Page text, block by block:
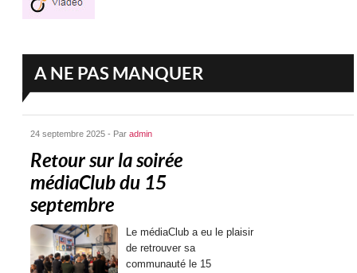
A NE PAS MANQUER
24 septembre 2025 - Paradmin
Retour sur la soirée
médiaClub du 15
septembre
Le médiaClub a eu le plaisir
de retrouver sa
communauté le 15